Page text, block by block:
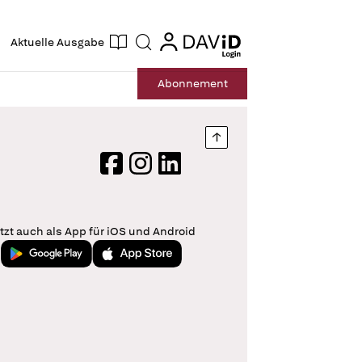
Aktuelle Ausgabe Suche login
login
Abonnement
Nach oben springen
FacebookInstagram
LinkedIn
auch als App für iOS und Android
Jetzt bei Google PlayLaden im App Store